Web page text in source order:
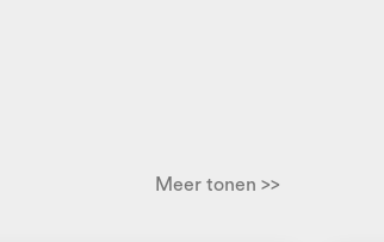
Meer tonen >>